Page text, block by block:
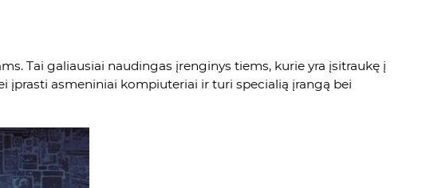
Tai galiausiai naudingas įrenginys tiems, kurie yra įsitraukę į
asmeniniai kompiuteriai ir turi specialią įrangą bei